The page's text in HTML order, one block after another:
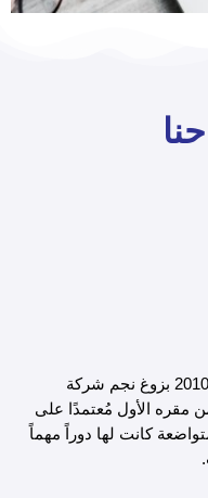
في قلب مدينة نصر بالقاهرة، شهد عام 2010 بزوغ نجم شركة
مقره الأول مُعتمدًا على
كانت لها دوراً مهماً